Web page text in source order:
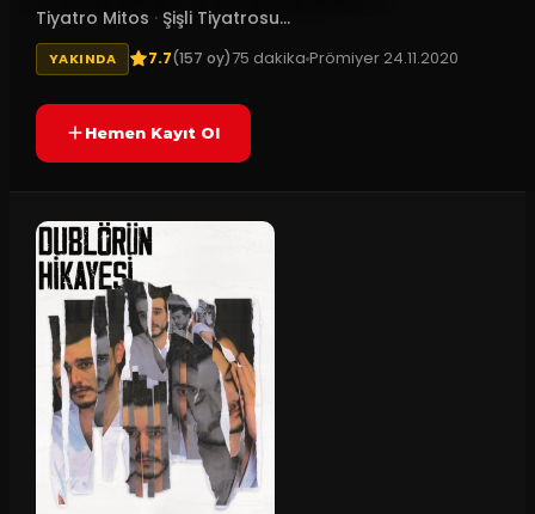
Tiyatro Mitos · Şişli Tiyatrosu...
YAKINDA 7.7(157 oy)75 dakikaPrömiyer 24.11.2020
Hemen Kayıt Ol